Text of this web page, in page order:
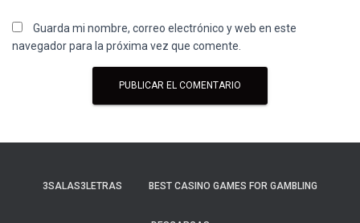
Guarda mi nombre, correo electrónico y web en este
navegador para la próxima vez que comente.
3SALAS3LETRAS BEST CASINO GAMES FOR GAMBLING